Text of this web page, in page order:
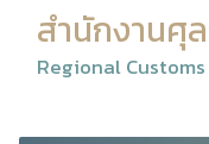
สำนักงานศุ
Regional